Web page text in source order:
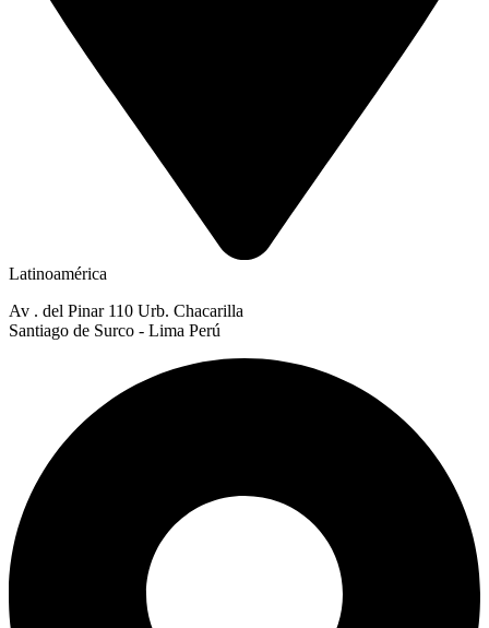
Latinoamérica
Av . del Pinar 110 Urb. Chacarilla
Santiago de Surco - Lima Perú